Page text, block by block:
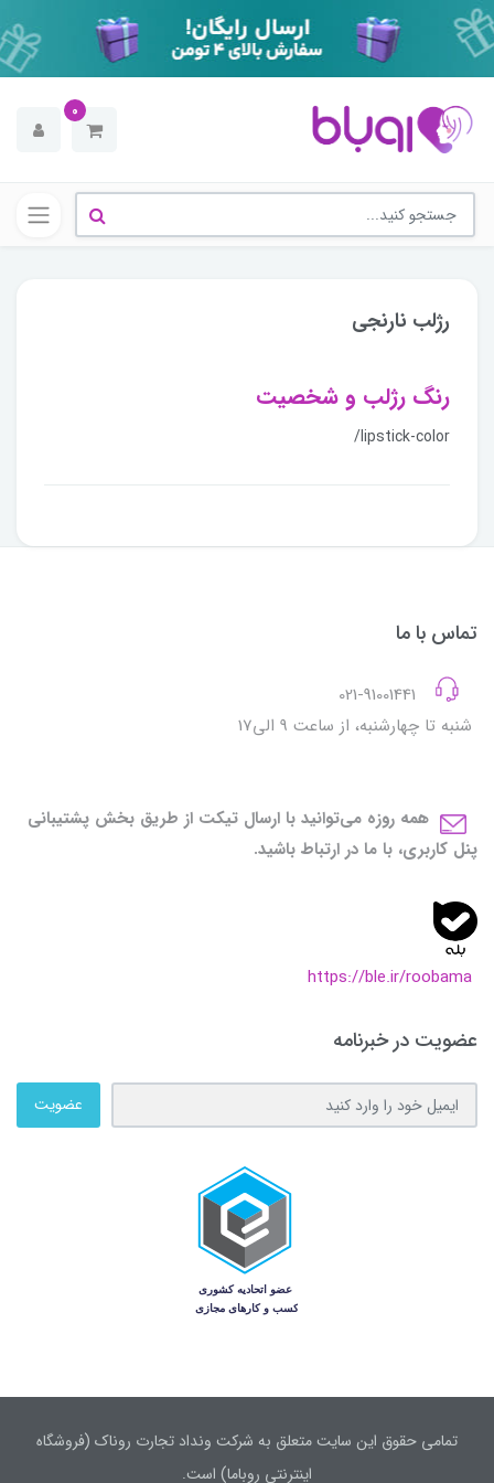
0
رژلب نارنجی
رنگ رژلب و شخصیت
/lipstick-color
تماس با ما
شنبه تا چهارشنبه، از ساعت 9 الی17
همه روزه می‌توانید با ارسال تیکت از طریق بخش پشتیبانی
پنل کاربری، با ما در ارتباط باشید.
https://ble.ir/roobama
عضویت در خبرنامه
عضویت
تمامی حقوق این سایت متعلق به شرکت ونداد تجارت روناک (فروشگاه
اینترنتی روباما) است.